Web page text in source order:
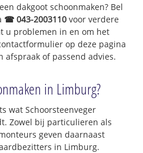
dakgoot schoonmaken? Bel
☎ 043-2003110 voor verdere
u problemen in en om het
op deze pagina
afspraak of passend advies.
in Limburg?
wat Schoorsteenveger
Zowel bij particulieren als
geven daarnaast
in Limburg.